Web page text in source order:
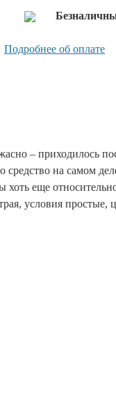
Подробнее об оплате
– приходилось
на самом
еще
условия